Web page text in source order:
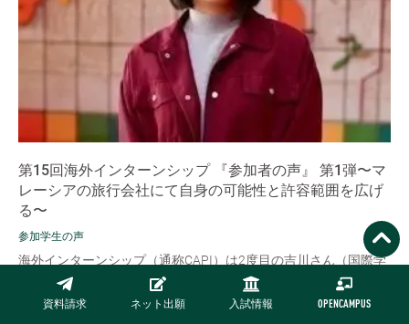
資料請求 ネット出願 入試情報 OPENCAMPUS
第15回海外インターンシップ 『参加者の声』 第1弾〜マ
レーシアの旅行会社にて自身の可能性と許容範囲を広げ
る〜
参加学生の声
海外インターンシップ（通称CAPI）は2度目の吉川さん（国際学
部・英語学科4年）。参加を決めたのは4年生の夏。就職活動真っ
只中でのことでした。まだ就職先が決まっていない不安もありま